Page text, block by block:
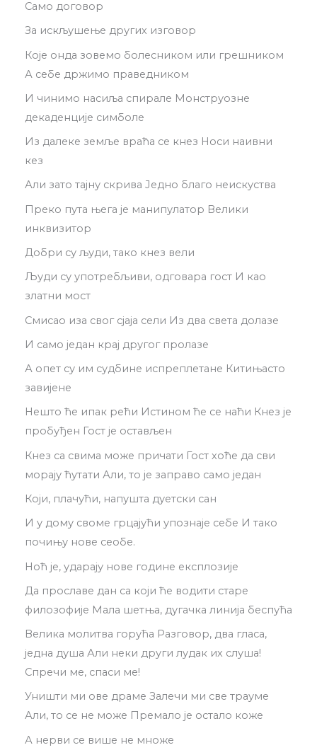
Само договор
За искљушење других изговор
Које онда зовемо болесником или грешником
А себе држимо праведником
И чинимо насиља спирале Монструозне
декаденције симболе
Из далеке земље враћа се кнез Носи наивни
кез
Али зато тајну скрива Једно благо неискуства
Преко пута њега је манипулатор Велики
инквизитор
Добри су људи, тако кнез вели
Људи су употребљиви, одговара гост И као
златни мост
Смисао иза свог сјаја сели Из два света долазе
И само један крај другог пролазе
А опет су им судбине испреплетане Китињасто
завијене
Нешто ће ипак рећи Истином ће се наћи Кнез је
пробуђен Гост је остављен
Кнез са свима може причати Гост хоће да сви
морају ћутати Али, то је заправо само један
Који, плачући, напушта дуетски сан
И у дому своме грцајући упознаје себе И тако
почињу нове сеобе.
Ноћ је, ударају нове године експлозије
Да прославе дан са који ће водити старе
филозофије Мала шетња, дугачка линија беспућа
Велика молитва горућа Разговор, два гласа,
једна душа Али неки други лудак их слуша!
Спречи ме, спаси ме!
Уништи ми ове драме Залечи ми све трауме
Али, то се не може Премало је остало коже
А нерви се више не множе